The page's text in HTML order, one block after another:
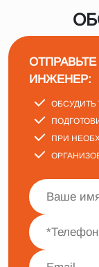
ИНЖЕНЕР:
ПРИ